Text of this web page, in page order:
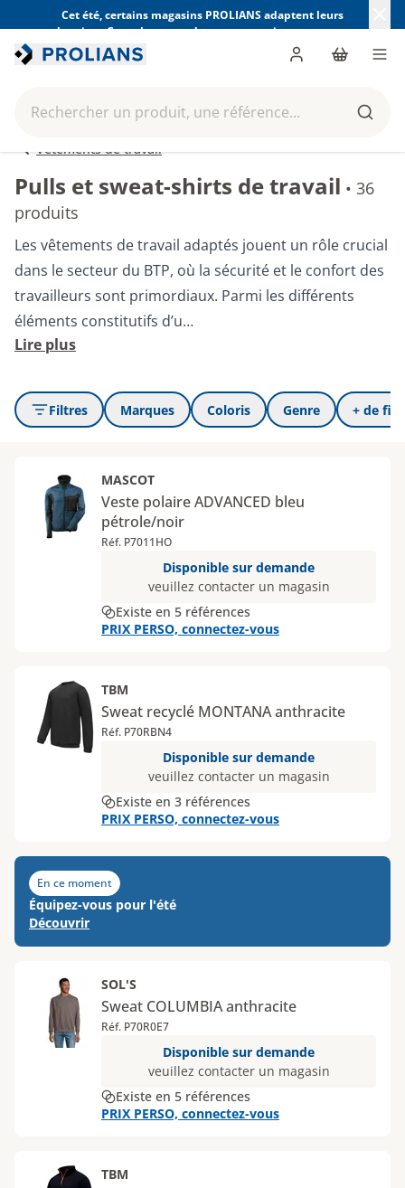
Cet été, certains magasins PROLIANS adaptent leurs
horaires. Consultez ceux de votre magasin avant votre
visite.
Rechercher un produit, une référence...
Panier
Vêtements de travail
Pulls et sweat-shirts de travail • 36
produits
Les vêtements de travail adaptés jouent un rôle crucial
dans le secteur du BTP, où la sécurité et le confort des
travailleurs sont primordiaux. Parmi les différents
éléments constitutifs d’u…
Lire plus
Filtres Marques Coloris Genre + de
MASCOT
Veste polaire ADVANCED bleu
pétrole/noir
Réf. P7011HO
Disponible sur demande
veuillez contacter un magasin
Existe en 5 références
PRIX PERSO, connectez-vous
TBM
Sweat recyclé MONTANA anthracite
Réf. P70RBN4
Disponible sur demande
veuillez contacter un magasin
Existe en 3 références
PRIX PERSO, connectez-vous
SOL'S
Sweat COLUMBIA anthracite
Réf. P70R0E7
Disponible sur demande
veuillez contacter un magasin
Existe en 5 références
PRIX PERSO, connectez-vous
TBM
En ce moment
Équipez-vous pour l'été
Découvrir